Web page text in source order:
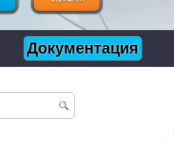
Документация